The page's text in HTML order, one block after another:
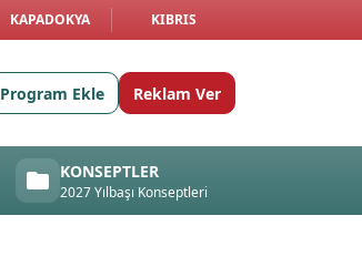
KAPADOKYA KIBRIS
Program Ekle Reklam Ver
KONSEPTLER
2027 Yılbaşı Konseptleri